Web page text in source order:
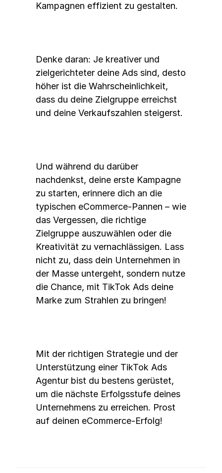
Kampagnen effizient zu gestalten.
Denke daran: Je kreativer und
zielgerichteter deine Ads sind, desto
höher ist die Wahrscheinlichkeit,
dass du deine Zielgruppe erreichst
und deine Verkaufszahlen steigerst.
Und während du darüber
nachdenkst, deine erste Kampagne
zu starten, erinnere dich an die
typischen eCommerce-Pannen – wie
das Vergessen, die richtige
Zielgruppe auszuwählen oder die
Kreativität zu vernachlässigen. Lass
nicht zu, dass dein Unternehmen in
der Masse untergeht, sondern nutze
die Chance, mit TikTok Ads deine
Marke zum Strahlen zu bringen!
Mit der richtigen Strategie und der
Unterstützung einer TikTok Ads
Agentur bist du bestens gerüstet,
um die nächste Erfolgsstufe deines
Unternehmens zu erreichen. Prost
auf deinen eCommerce-Erfolg!